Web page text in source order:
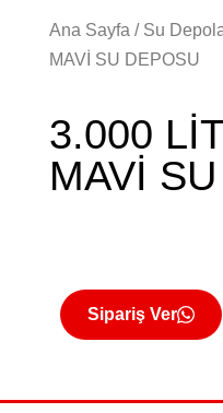
Ana Sayfa / Su
MAVİ SU DEPOSU
3.000
MAVİ
Sipariş Ver